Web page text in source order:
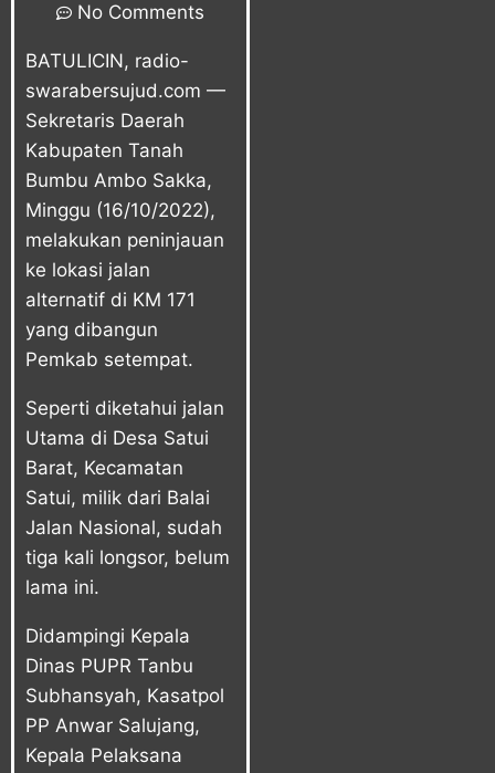
No Comments
BATULICIN, radio-
swarabersujud.com —
Sekretaris Daerah
Kabupaten Tanah
Bumbu Ambo Sakka,
Minggu (16/10/2022),
melakukan peninjauan
ke lokasi jalan
alternatif di KM 171
yang dibangun
Pemkab setempat.
Seperti diketahui jalan
Utama di Desa Satui
Barat, Kecamatan
Satui, milik dari Balai
Jalan Nasional, sudah
tiga kali longsor, belum
lama ini.
Didampingi Kepala
Dinas PUPR Tanbu
Subhansyah, Kasatpol
PP Anwar Salujang,
Kepala Pelaksana